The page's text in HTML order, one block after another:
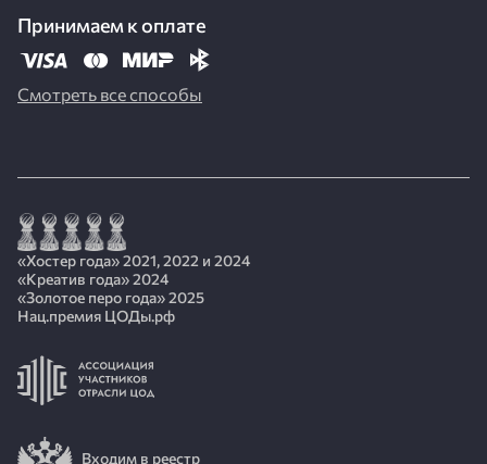
Принимаем к оплате
Смотреть все способы
«Хостер года» 2021, 2022 и 2024
«Креатив года» 2024
«Золотое перо года» 2025
Нац.премия ЦОДы.рф
Входим в реестр